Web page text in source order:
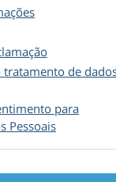
de
para
Pessoais